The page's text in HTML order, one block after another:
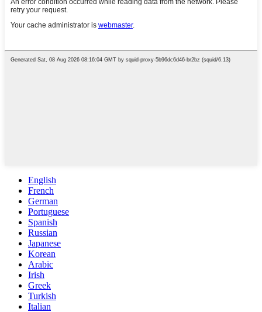
English
French
German
Portuguese
Spanish
Russian
Japanese
Korean
Arabic
Irish
Greek
Turkish
Italian